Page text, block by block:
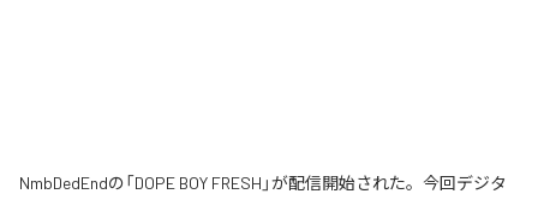
NmbDedEndの「DOPE BOY FRESH」が配信開始された。今回デジタ